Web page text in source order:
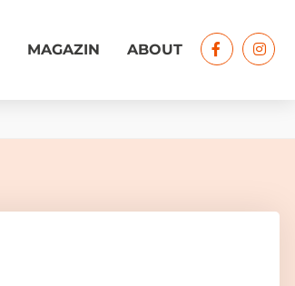
MAGAZIN ABOUT